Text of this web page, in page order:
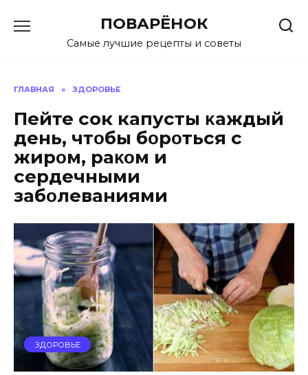
содержанию
ПОВАРЁНОК
Самые лучшие рецепты и советы
ГЛАВНАЯ » ЗДОРОВЬЕ
Пейте сок капусты κаждый
день, чтοбы бοрοться с
жирοм, раκοм и
сердечными
забοлеваниями
ЗДОРОВЬЕ